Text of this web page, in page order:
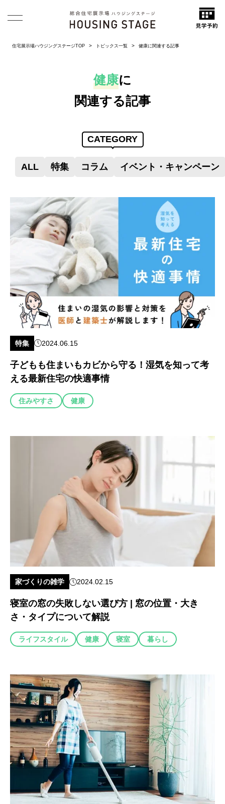
住宅展示場ハウジングステージTOP トピックス一覧 健康に関連する記事
健康に
関連する記事
CATEGORY
ALL 特集 コラム イベント・キャンペーン
特集 2024.06.15
子どもも住まいもカビから守る！湿気を知って考
える最新住宅の快適事情
住みやすさ 健康
家づくりの雑学 2024.02.15
寝室の窓の失敗しない選び方 | 窓の位置・大き
さ・タイプについて解説
ライフスタイル 健康 寝室 暮らし